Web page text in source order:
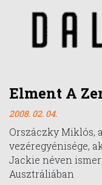
Elment A
2008. 02. 04.
Orszáczky Miklós,
vezéregyénisége,
Jackie néven
Ausztráliában